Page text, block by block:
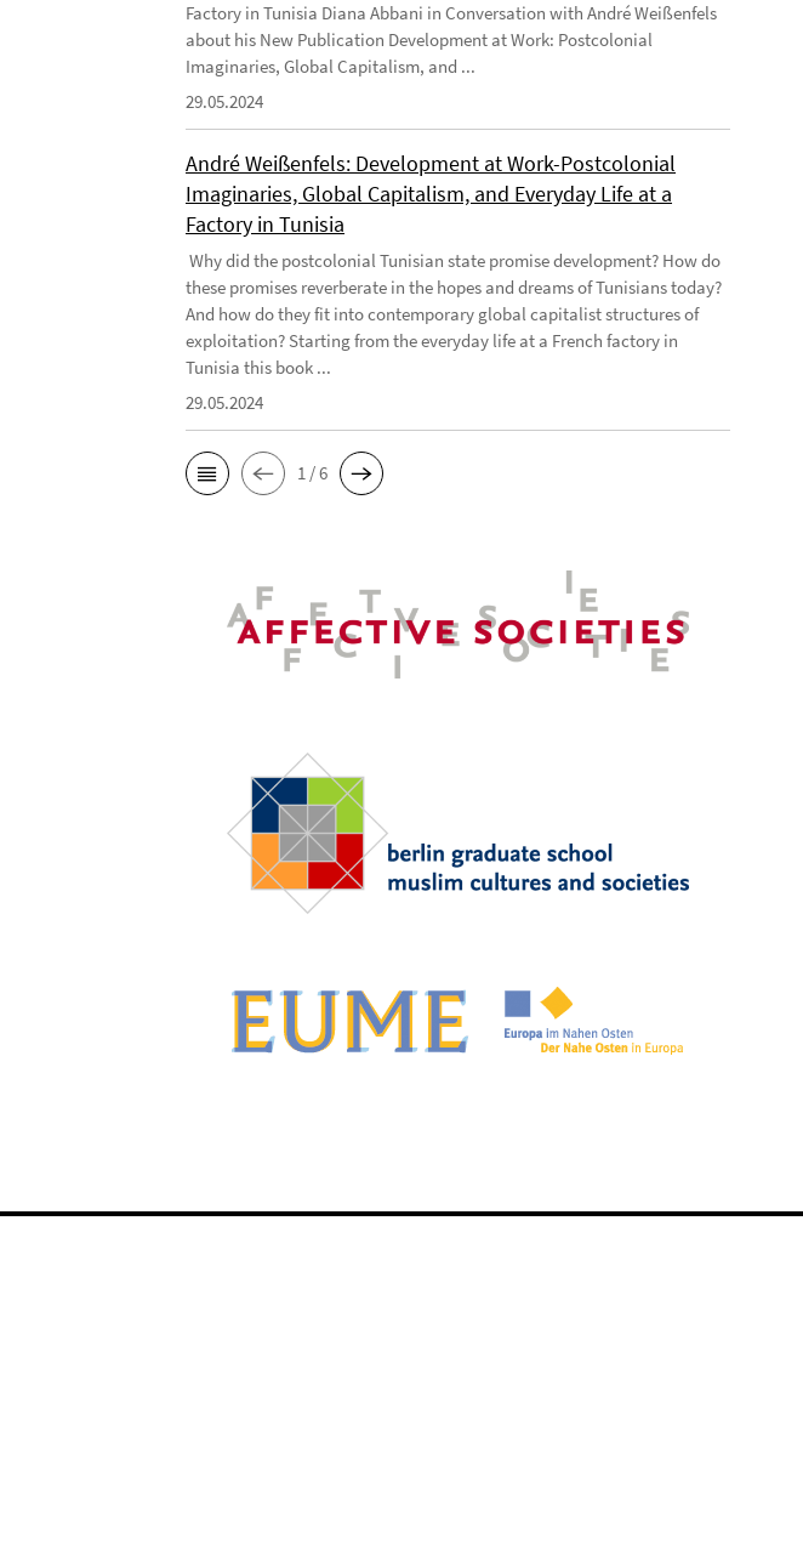
Factory in Tunisia Diana Abbani in Conversation with André Weißenfels
about his New Publication Development at Work: Postcolonial
Imaginaries, Global Capitalism, and ...
29.05.2024
André Weißenfels: Development at Work-Postcolonial
Imaginaries, Global Capitalism, and Everyday Life at a
Factory in Tunisia
Why did the postcolonial Tunisian state promise development? How do
these promises reverberate in the hopes and dreams of Tunisians today?
And how do they fit into contemporary global capitalist structures of
exploitation? Starting from the everyday life at a French factory in
Tunisia this book ...
29.05.2024
1 / 6